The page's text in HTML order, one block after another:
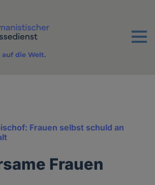
Menu
die Welt.
Frauen selbst schuld an
Frauen